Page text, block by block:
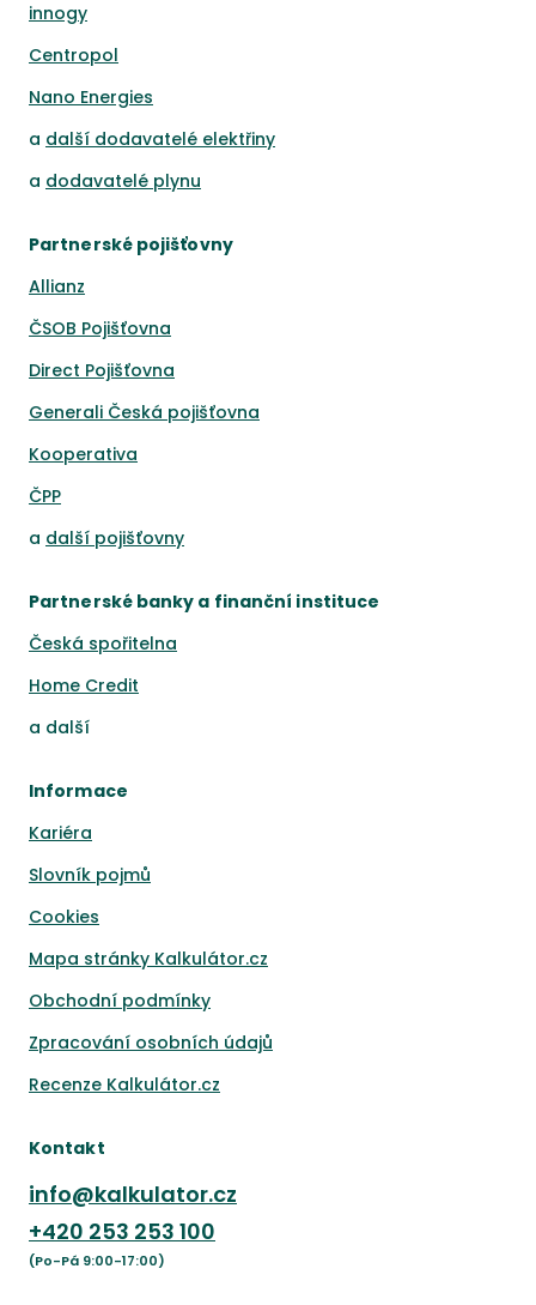
innogy
Centropol
Nano Energies
a další dodavatelé elektřiny
a dodavatelé plynu
Partnerské pojišťovny
Allianz
ČSOB Pojišťovna
Direct Pojišťovna
Generali Česká pojišťovna
Kooperativa
ČPP
a další pojišťovny
Partnerské banky a finanční instituce
Česká spořitelna
Home Credit
a další
Informace
Kariéra
Slovník pojmů
Cookies
Mapa stránky Kalkulátor.cz
Obchodní podmínky
Zpracování osobních údajů
Recenze Kalkulátor.cz
Kontakt
info@kalkulator.cz
+420 253 253 100
(Po-Pá 9:00-17:00)